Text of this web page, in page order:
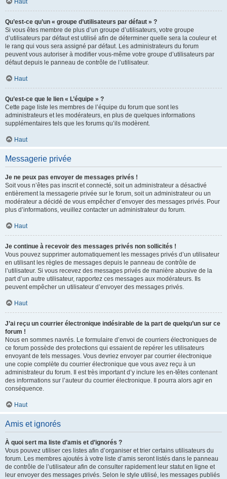
Haut
Qu’est-ce qu’un « groupe d’utilisateurs par défaut » ?
Si vous êtes membre de plus d’un groupe d’utilisateurs, votre groupe
d’utilisateurs par défaut est utilisé afin de déterminer quelle sera la couleur et
le rang qui vous sera assigné par défaut. Les administrateurs du forum
peuvent vous autoriser à modifier vous-même votre groupe d’utilisateurs par
défaut depuis le panneau de contrôle de l’utilisateur.
Haut
Qu’est-ce que le lien « L’équipe » ?
Cette page liste les membres de l’équipe du forum que sont les
administrateurs et les modérateurs, en plus de quelques informations
supplémentaires tels que les forums qu’ils modèrent.
Haut
Messagerie privée
Je ne peux pas envoyer de messages privés !
Soit vous n’êtes pas inscrit et connecté, soit un administrateur a désactivé
entièrement la messagerie privée sur le forum, soit un administrateur ou un
modérateur a décidé de vous empêcher d’envoyer des messages privés. Pour
plus d’informations, veuillez contacter un administrateur du forum.
Haut
Je continue à recevoir des messages privés non sollicités !
Vous pouvez supprimer automatiquement les messages privés d’un utilisateur
en utilisant les règles de messages depuis le panneau de contrôle de
l’utilisateur. Si vous recevez des messages privés de manière abusive de la
part d’un autre utilisateur, rapportez ces messages aux modérateurs. Ils
peuvent empêcher un utilisateur d’envoyer des messages privés.
Haut
J’ai reçu un courrier électronique indésirable de la part de quelqu’un sur ce
forum !
Nous en sommes navrés. Le formulaire d’envoi de courriers électroniques de
ce forum possède des protections qui essaient de repérer les utilisateurs
envoyant de tels messages. Vous devriez envoyer par courrier électronique
une copie complète du courrier électronique que vous avez reçu à un
administrateur du forum. Il est très important d’y inclure les en-têtes contenant
des informations sur l’auteur du courrier électronique. Il pourra alors agir en
conséquence.
Haut
Amis et ignorés
À quoi sert ma liste d’amis et d’ignorés ?
Vous pouvez utiliser ces listes afin d’organiser et trier certains utilisateurs du
forum. Les membres ajoutés à votre liste d’amis seront listés dans le panneau
de contrôle de l’utilisateur afin de consulter rapidement leur statut en ligne et
leur envoyer des messages privés. Selon le style utilisé, les messages publiés